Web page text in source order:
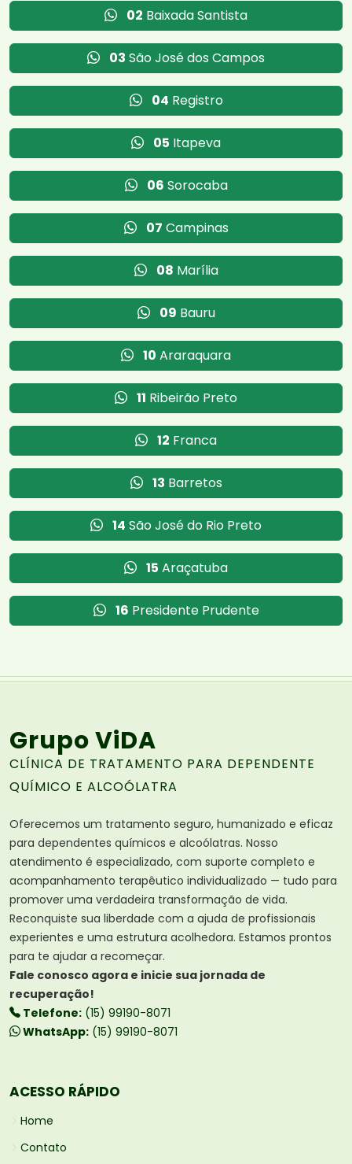
02 Baixada Santista
03 São José dos Campos
04 Registro
05 Itapeva
06 Sorocaba
07 Campinas
08 Marília
09 Bauru
10 Araraquara
11 Ribeirão Preto
12 Franca
13 Barretos
14 São José do Rio Preto
15 Araçatuba
16 Presidente Prudente
Grupo ViDA
CLÍNICA DE TRATAMENTO PARA DEPENDENTE
QUÍMICO E ALCOÓLATRA
Oferecemos um tratamento seguro, humanizado e eficaz
para dependentes químicos e alcoólatras. Nosso
atendimento é especializado, com suporte completo e
acompanhamento terapêutico individualizado — tudo para
promover uma verdadeira transformação de vida.
Reconquiste sua liberdade com a ajuda de profissionais
experientes e uma estrutura acolhedora. Estamos prontos
para te ajudar a recomeçar.
Fale conosco agora e inicie sua jornada de
recuperação!
Telefone: (15) 99190-8071
WhatsApp: (15) 99190-8071
ACESSO RÁPIDO
Home
Contato